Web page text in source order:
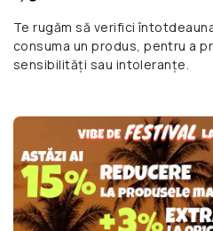
Te rugăm să verifici
consuma un produs, pentru a
sensibilități sau intoleranțe.